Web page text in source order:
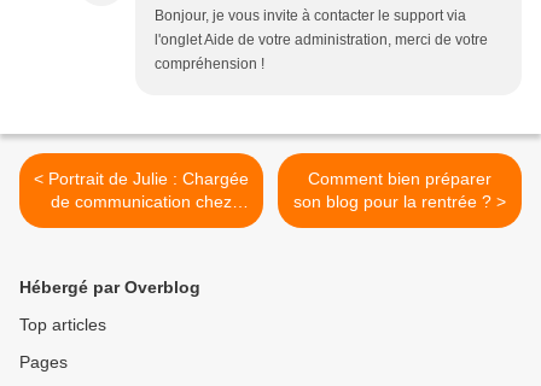
Bonjour, je vous invite à contacter le support via
l'onglet Aide de votre administration, merci de votre
compréhension !
< Portrait de Julie : Chargée
de communication chez
Overblog 🥳
Comment bien préparer
son blog pour la rentrée ? >
Hébergé par Overblog
Top articles
Pages